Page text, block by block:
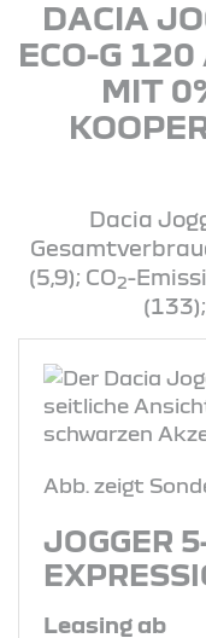
DACIA
ECO-G
MIT
Dacia
(5,9); CO2-
Abb. zeigt
JOGGER
Leasing ab